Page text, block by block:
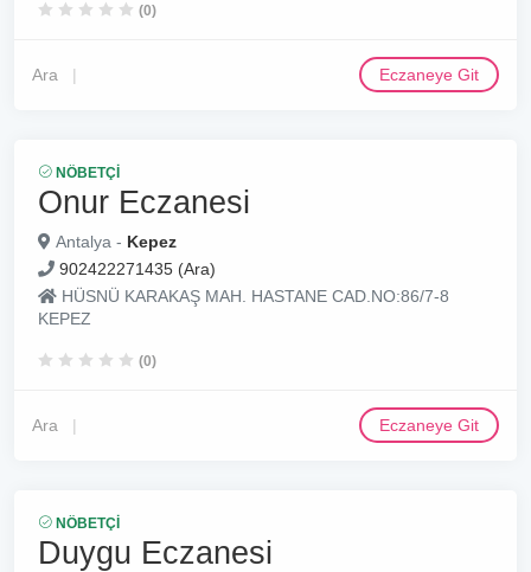
(0)
Ara Eczaneye Git
NÖBETÇI
Onur Eczanesi
Antalya - Kepez
902422271435 (Ara)
HÜSNÜ KARAKAŞ MAH. HASTANE CAD.NO:86/7-8
KEPEZ
(0)
Ara Eczaneye Git
NÖBETÇI
Duygu Eczanesi